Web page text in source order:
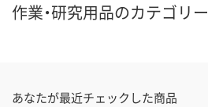
作業・研究用品のカテゴリー
あなたが最近チェックした商品